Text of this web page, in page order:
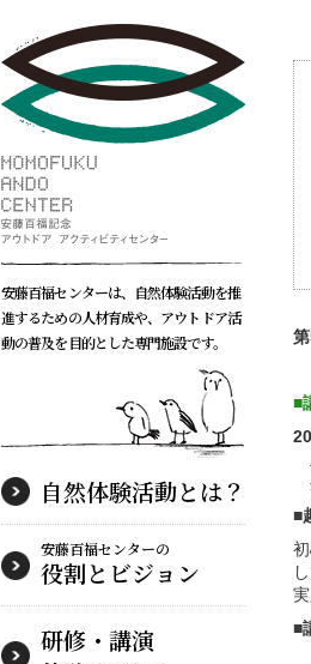
安藤百福センターは、自然体験活動を推
進するための人材育成や、アウトドア活
動の普及を目的とした専門施設です。
自然体験活動とは？
安藤百福センターの
役割とビジョン
研修・講演
■
■
■